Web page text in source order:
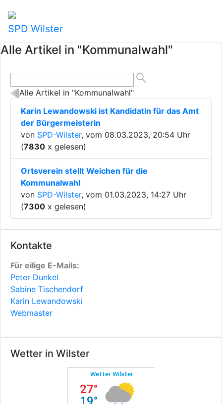
SPD Wilster
Kontakte
Für eilige E-Mails:
Peter Dunkel
Sabine Tischendorf
Karin Lewandowski
Webmaster
Wetter in Wilster
Alle Artikel in "Kommunalwahl"
Alle Artikel in "Kommunalwahl"
Karin Lewandowski ist Kandidatin für das Amt
der Bürgermeisterin
von SPD-Wilster, vom 08.03.2023, 20:54 Uhr
(7830 x gelesen)
Ortsverein stellt Weichen für die
Kommunalwahl
von SPD-Wilster, vom 01.03.2023, 14:27 Uhr
(7300 x gelesen)